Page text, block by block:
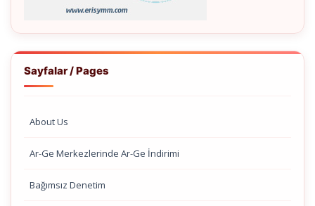
Sayfalar / Pages
About Us
Ar-Ge Merkezlerinde Ar-Ge İndirimi
Bağımsız Denetim